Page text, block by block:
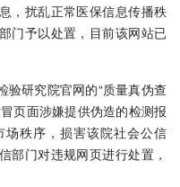
，扰乱正常医保信息传播秩
门予以处置，目前该网站已
验研究院官网的“质量真伪查
页面涉嫌提供伪造的检测报
秩序，损害该院社会公信
部门对违规网页进行处置，